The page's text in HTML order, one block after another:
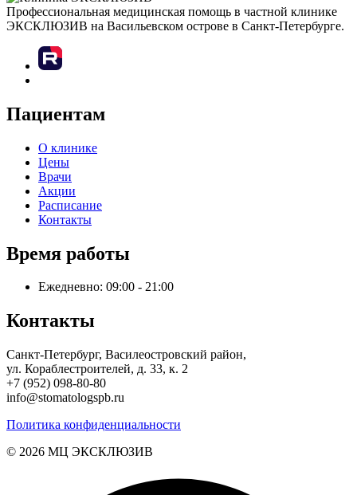
Профессиональная медицинская помощь в частной клинике
ЭКСКЛЮЗИВ на Васильевском острове в Санкт-Петербурге.
Пациентам
О клинике
Цены
Врачи
Акции
Расписание
Контакты
Время работы
Ежедневно: 09:00 - 21:00
Контакты
Санкт-Петербург, Василеостровский район,
ул. Кораблестроителей, д. 33, к. 2
+7 (952) 098-80-80
info@stomatologspb.ru
Политика конфиденциальности
© 2026 MЦ ЭКСКЛЮЗИВ